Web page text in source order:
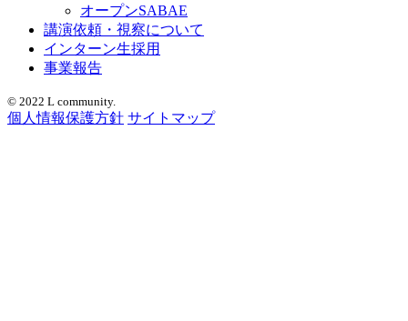
オープンSABAE
講演依頼・視察について
インターン生採用
事業報告
© 2022 L community.
個人情報保護方針 サイトマップ